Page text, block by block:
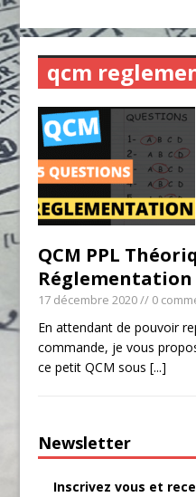
qcm
QCM PPL
Réglementation
17 décembre 2020// 0
En attendant de pouvoir
commande, je vous
ce petit QCM sous[...]
Newsletter
Inscrivez vous et